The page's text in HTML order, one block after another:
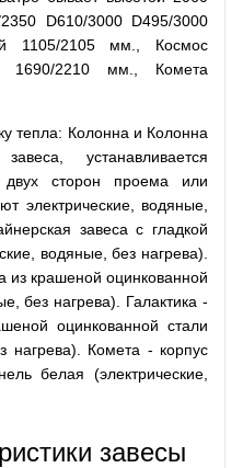
D610/3000 D495/3000
1105/2105 мм., Космос
1690/2210 мм., Комета
тепла: Колонна и Колонна
устанавливается
сторон проема или
электрические, водяные,
завеса с гладкой
водяные, без нагрева).
из крашеной оцинкованной
без нагрева). Галактика -
оцинкованной стали
нагрева). Комета - корпус
белая (электрические,
завесы